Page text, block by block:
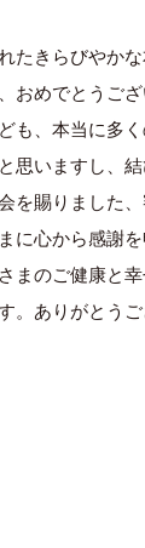
たきらびやか
おめでとうご
も、本当に多
思いますし、
を賜りました、
に心から感謝
まのご健康と
。ありがとうご